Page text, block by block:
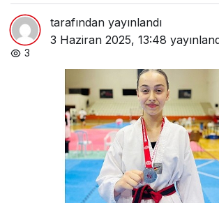
tarafından yayınlandı
3 Haziran 2025, 13:48
3